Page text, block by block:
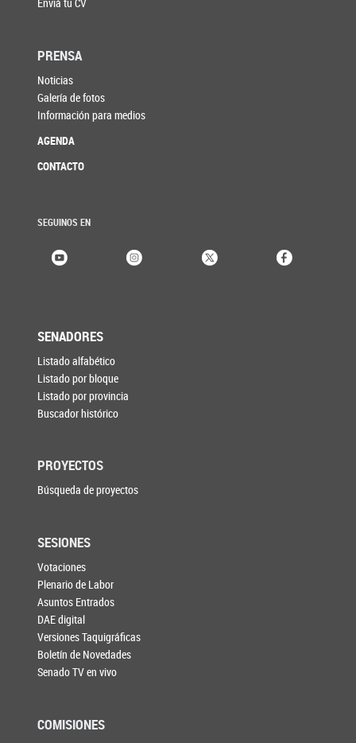
PRENSA
Noticias
Galería de fotos
Información para medios
AGENDA
CONTACTO
SEGUINOS EN
SENADORES
Listado alfabético
Listado por bloque
Listado por provincia
Buscador histórico
PROYECTOS
Búsqueda de proyectos
SESIONES
Votaciones
Plenario de Labor
Asuntos Entrados
DAE digital
Versiones Taquigráficas
Boletín de Novedades
Senado TV en vivo
COMISIONES